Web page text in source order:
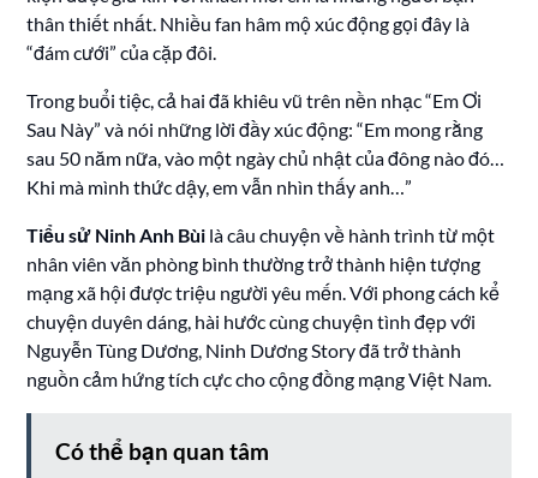
thân thiết nhất. Nhiều fan hâm mộ xúc động gọi đây là
“đám cưới” của cặp đôi.
Trong buổi tiệc, cả hai đã khiêu vũ trên nền nhạc “Em Ơi
Sau Này” và nói những lời đầy xúc động: “Em mong rằng
sau 50 năm nữa, vào một ngày chủ nhật của đông nào đó…
Khi mà mình thức dậy, em vẫn nhìn thấy anh…”
Tiểu sử Ninh Anh Bùi là câu chuyện về hành trình từ một
nhân viên văn phòng bình thường trở thành hiện tượng
mạng xã hội được triệu người yêu mến. Với phong cách kể
chuyện duyên dáng, hài hước cùng chuyện tình đẹp với
Nguyễn Tùng Dương, Ninh Dương Story đã trở thành
nguồn cảm hứng tích cực cho cộng đồng mạng Việt Nam.
Có thể bạn quan tâm